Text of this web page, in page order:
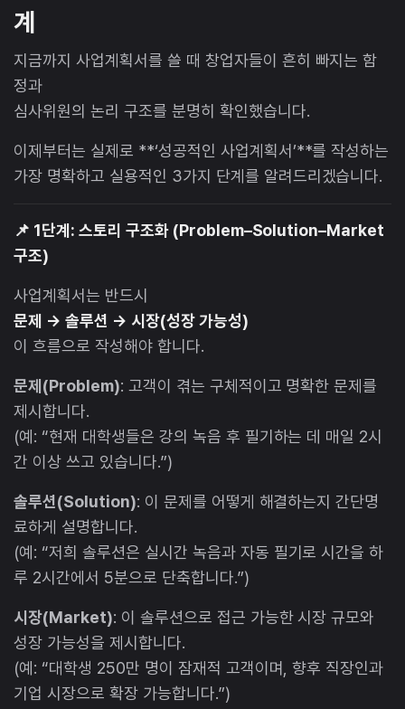
계
지금까지 사업계획서를 쓸 때 창업자들이 흔히 빠지는 함
정과
심사위원의 논리 구조를 분명히 확인했습니다.
이제부터는 실제로 **‘성공적인 사업계획서’**를 작성하는
가장 명확하고 실용적인 3가지 단계를 알려드리겠습니다.
📌 1단계: 스토리 구조화 (Problem–Solution–Market
구조)
사업계획서는 반드시
문제 → 솔루션 → 시장(성장 가능성)
이 흐름으로 작성해야 합니다.
문제(Problem): 고객이 겪는 구체적이고 명확한 문제를
제시합니다.
(예: “현재 대학생들은 강의 녹음 후 필기하는 데 매일 2시
간 이상 쓰고 있습니다.”)
솔루션(Solution): 이 문제를 어떻게 해결하는지 간단명
료하게 설명합니다.
(예: “저희 솔루션은 실시간 녹음과 자동 필기로 시간을 하
루 2시간에서 5분으로 단축합니다.”)
시장(Market): 이 솔루션으로 접근 가능한 시장 규모와
성장 가능성을 제시합니다.
(예: “대학생 250만 명이 잠재적 고객이며, 향후 직장인과
기업 시장으로 확장 가능합니다.”)